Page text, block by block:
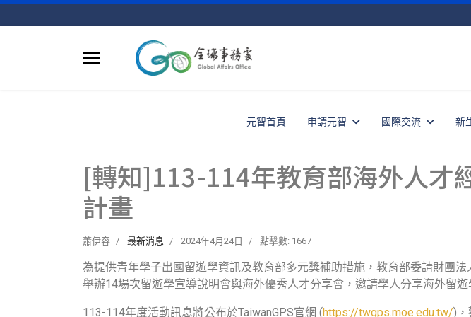
元智首頁 申請元智 國際交流 新
[轉知]113-114年教育部海外人才
計畫
蕭伊容 最新消息 2024年4月24日 點擊數: 1667
為提供青年學子出國留遊學資訊及教育部多元獎補助措施，教育部委請財團
舉辦14場次留遊學宣導說明會與海外優秀人才分享會，邀請學人分享海外留
113-114年度活動訊息將公布於TaiwanGPS官網 (https://twgps.moe.edu.tw/)，